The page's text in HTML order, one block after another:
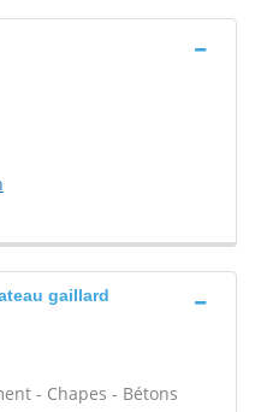
gaillard
- Chapes - Bétons